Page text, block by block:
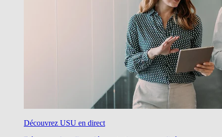
Découvrez USU en direct